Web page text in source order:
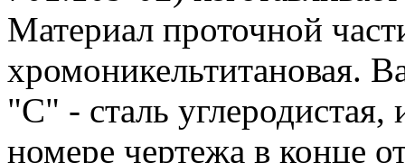
Материал проточной
хромоникельтитановая.
"С" - сталь углеродистая,
номере чертежа в конце